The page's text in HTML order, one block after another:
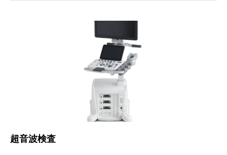
超音波検査